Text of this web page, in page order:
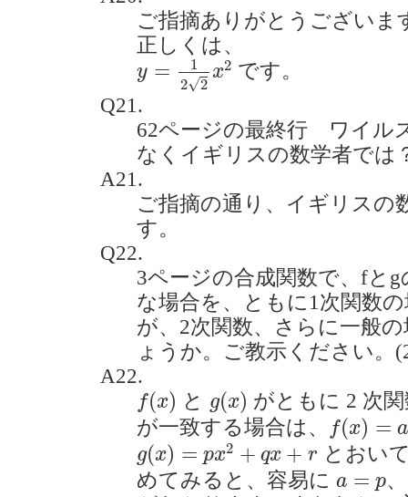
ご指摘ありがとうございま
正しくは、
y =
1
2√2
x2
y= 12 2x2
です。
Q21.
62ページの最終行 ワイル
なくイギリスの数学者では
A21.
ご指摘の通り、イギリスの
す。
Q22.
3ページの合成関数で、fと
な場合を、ともに1次関数
が、2次関数、さらに一般
ょうか。ご教示ください。
A22.
f(x)
f(x) と g(x)
g(x) がともに 2 次
が一致する場合は、
f(x) = a
f(x =ax 2
g(x) = px2 + qx + r
g( ) =px2 +q x+ r
とおい
めてみると、容易に a = p
a=p 、